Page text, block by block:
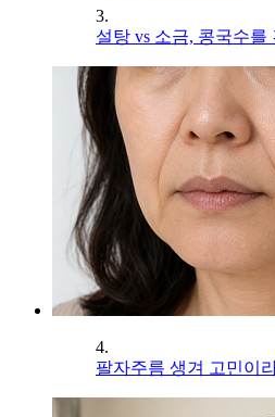
3.
설탕 vs 소금, 콩국수를
4.
팔자주름 생겨 고민이